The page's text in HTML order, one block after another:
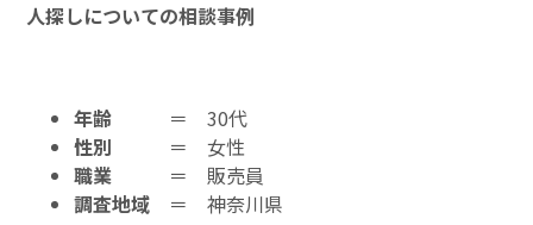
人探しについての相談事例
年齢 ＝ 30代
性別 ＝ 女性
職業 ＝ 販売員
調査地域 ＝ 神奈川県